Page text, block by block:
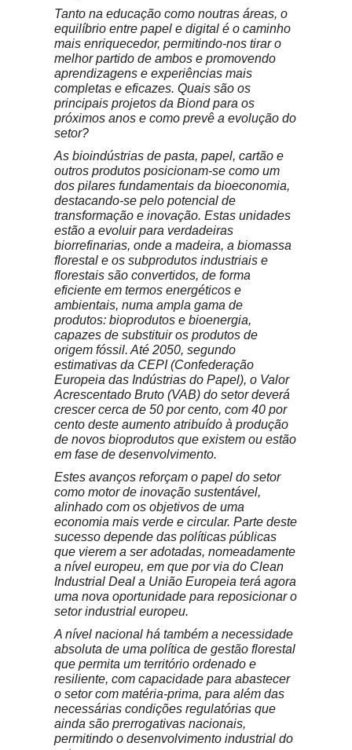
Tanto na educação como noutras áreas, o
equilíbrio entre papel e digital é o caminho
mais enriquecedor, permitindo-nos tirar o
melhor partido de ambos e promovendo
aprendizagens e experiências mais
completas e eficazes. Quais são os
principais projetos da Biond para os
próximos anos e como prevê a evolução do
setor?
As bioindústrias de pasta, papel, cartão e
outros produtos posicionam-se como um
dos pilares fundamentais da bioeconomia,
destacando-se pelo potencial de
transformação e inovação. Estas unidades
estão a evoluir para verdadeiras
biorrefinarias, onde a madeira, a biomassa
florestal e os subprodutos industriais e
florestais são convertidos, de forma
eficiente em termos energéticos e
ambientais, numa ampla gama de
produtos: bioprodutos e bioenergia,
capazes de substituir os produtos de
origem fóssil. Até 2050, segundo
estimativas da CEPI (Confederação
Europeia das Indústrias do Papel), o Valor
Acrescentado Bruto (VAB) do setor deverá
crescer cerca de 50 por cento, com 40 por
cento deste aumento atribuído à produção
de novos bioprodutos que existem ou estão
em fase de desenvolvimento.
Estes avanços reforçam o papel do setor
como motor de inovação sustentável,
alinhado com os objetivos de uma
economia mais verde e circular. Parte deste
sucesso depende das políticas públicas
que vierem a ser adotadas, nomeadamente
a nível europeu, em que por via do Clean
Industrial Deal a União Europeia terá agora
uma nova oportunidade para reposicionar o
setor industrial europeu.
A nível nacional há também a necessidade
absoluta de uma política de gestão florestal
que permita um território ordenado e
resiliente, com capacidade para abastecer
o setor com matéria-prima, para além das
necessárias condições regulatórias que
ainda são prerrogativas nacionais,
permitindo o desenvolvimento industrial do